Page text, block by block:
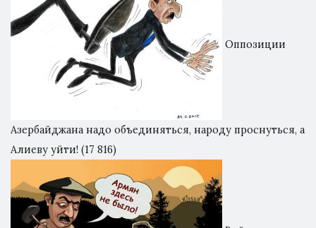
Оппозиции
Азербайджана надо объединяться, народу проснуться, а
Алиеву уйти! (17 816)